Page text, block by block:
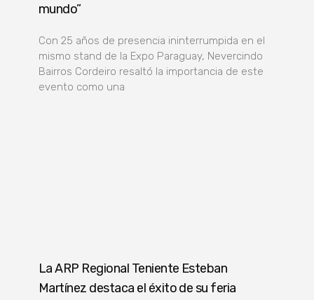
mundo”
Con 25 años de presencia ininterrumpida en el
mismo stand de la Expo Paraguay, Nevercindo
Bairros Cordeiro resaltó la importancia de este
evento como una
La ARP Regional Teniente Esteban
Martínez destaca el éxito de su feria